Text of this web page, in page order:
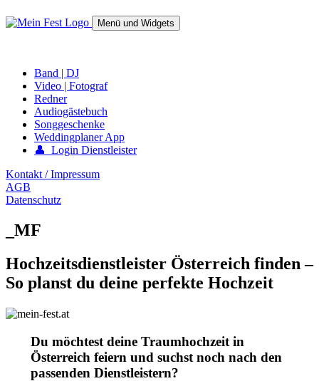
zum
Menü und Widgets
Band | DJ
Video | Fotograf
Redner
Audiogästebuch
Songgeschenke
Weddingplaner App
👤 Login Dienstleister
Kontakt / Impressum
AGB
Datenschutz
_MF
Hochzeitsdienstleister Österreich finden –
So planst du deine perfekte Hochzeit
Du möchtest deine Traumhochzeit in
Österreich feiern und suchst noch nach den
passenden Dienstleistern?